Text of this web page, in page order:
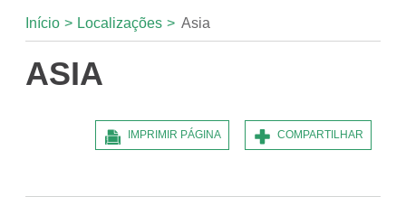
Início > Localizações > Asia
ASIA
COMPARTILHAR
IMPRIMIR PÁGINA